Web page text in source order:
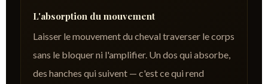
L'absorption du mouvement
Laisser le mouvement du cheval traverser le corps
sans le bloquer ni l'amplifier. Un dos qui absorbe,
des hanches qui suivent — c'est ce qui rend